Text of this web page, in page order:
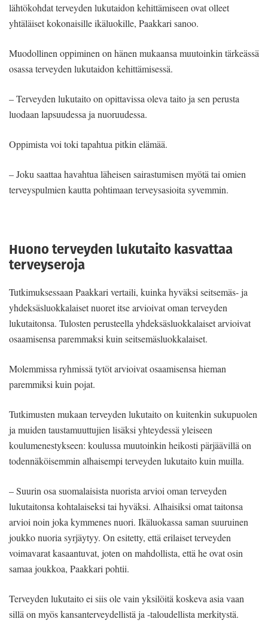
lähtökohdat terveyden lukutaidon kehittämiseen ovat olleet
yhtäläiset kokonaisille ikäluokille, Paakkari sanoo.
Muodollinen oppiminen on hänen mukaansa muutoinkin tärkeässä
osassa terveyden lukutaidon kehittämisessä.
– Terveyden lukutaito on opittavissa oleva taito ja sen perusta
luodaan lapsuudessa ja nuoruudessa.
Oppimista voi toki tapahtua pitkin elämää.
– Joku saattaa havahtua läheisen sairastumisen myötä tai omien
terveyspulmien kautta pohtimaan terveysasioita syvemmin.
Huono terveyden lukutaito kasvattaa
terveyseroja
Tutkimuksessaan Paakkari vertaili, kuinka hyväksi seitsemäs- ja
yhdeksäsluokkalaiset nuoret itse arvioivat oman terveyden
lukutaitonsa. Tulosten perusteella yhdeksäsluokkalaiset arvioivat
osaamisensa paremmaksi kuin seitsemäsluokkalaiset.
Molemmissa ryhmissä tytöt arvioivat osaamisensa hieman
paremmiksi kuin pojat.
Tutkimusten mukaan terveyden lukutaito on kuitenkin sukupuolen
ja muiden taustamuuttujien lisäksi yhteydessä yleiseen
koulumenestykseen: koulussa muutoinkin heikosti pärjäävillä on
todennäköisemmin alhaisempi terveyden lukutaito kuin muilla.
– Suurin osa suomalaisista nuorista arvioi oman terveyden
lukutaitonsa kohtalaiseksi tai hyväksi. Alhaisiksi omat taitonsa
arvioi noin joka kymmenes nuori. Ikäluokassa saman suuruinen
joukko nuoria syrjäytyy. On esitetty, että erilaiset terveyden
voimavarat kasaantuvat, joten on mahdollista, että he ovat osin
samaa joukkoa, Paakkari pohtii.
Terveyden lukutaito ei siis ole vain yksilöitä koskeva asia vaan
sillä on myös kansanterveydellistä ja -taloudellista merkitystä.